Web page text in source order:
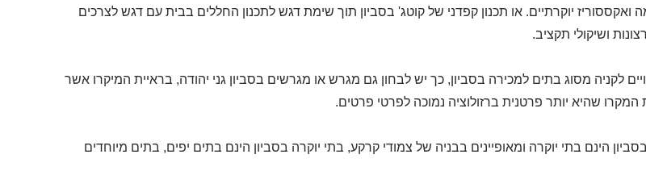
ואקססוריז יוקרתיים. או תכנון קפדני של קוטג' בסביון תוך שימת דגש לתכנון החללים בבית עם דגש לצרכים
ושיקולי תקציב.
לקניה מסוג בתים למכירה בסביון, כך יש לבחון גם מגרש או מגרשים בסביון גני יהודה, בראיית המיקרו אשר
המקרו שהיא יותר פרטנית ברזולוציה נמוכה לפרטי פרטים.
הינם בתי יוקרה ומאופיינים בבניה של צמודי קרקע, בתי יוקרה בסביון הינם בתים יפים, בתים מיוחדים